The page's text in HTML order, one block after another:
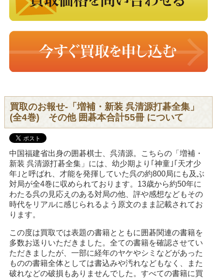
買取のお報せ-「増補・新装 呉清源打碁全集」
(全4巻) その他 囲碁本合計55冊 について
中国福建省出身の囲碁棋士、呉清源。こちらの「増補・
新装 呉清源打碁全集」には、幼少期より｢神童｣｢天才少
年｣と呼ばれ、才能を発揮していた呉の約800局にも及ぶ
対局が全4巻に収められております。13歳から約50年に
わたる呉の見応えのある対局の他、評や感想などもその
時代をリアルに感じられるよう原文のまま記載されてお
ります。
この度は買取では表題の書籍とともに囲碁関連の書籍を
多数お送りいただきました。全ての書籍を確認させてい
ただきましたが、一部に経年のヤケやシミなどがあった
ものの書籍全体としては書込みや汚れなどもなく、また
破れなどの破損もありませんでした。すべての書籍に買